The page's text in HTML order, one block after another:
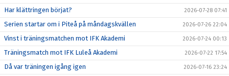
Har klättringen börjat? 2026-07-28 07:41
Serien startar om i Piteå på måndagskvällen 2026-07-26 22:04
Vinst i träningsmatchen mot IFK Akademi 2026-07-24 00:13
Träningsmatch mot IFK Luleå Akademi 2026-07-22 17:54
Då var träningen igång igen 2026-07-16 23:24